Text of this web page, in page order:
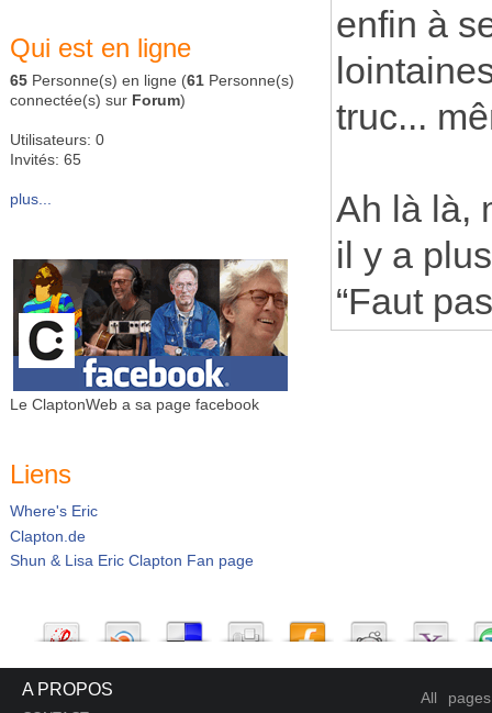
Qui est en ligne
65 Personne(s) en ligne (61 Personne(s)
connectée(s) sur Forum)
Utilisateurs: 0
Invités: 65
plus...
Le ClaptonWeb a sa page facebook
Liens
Where's Eric
Clapton.de
Shun & Lisa Eric Clapton Fan page
enfin à
truc...
Ah là là,
il y a
“Faut
A PROPOS
All